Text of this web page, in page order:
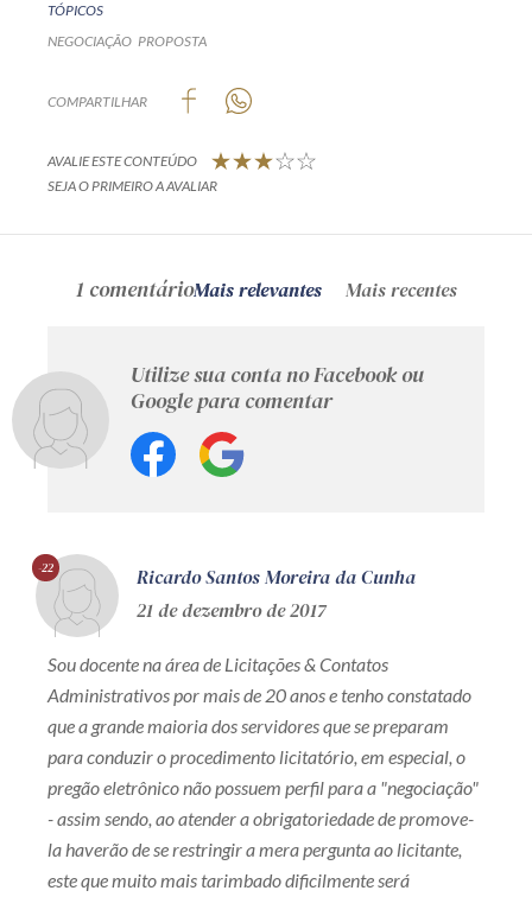
TÓPICOS
NEGOCIAÇÃO PROPOSTA
COMPARTILHAR
AVALIE ESTE CONTEÚDO
SEJA O PRIMEIRO A AVALIAR
1 comentárioMais relevantes Mais recentes
Utilize sua conta no Facebook ou
Google para comentar
-22
Ricardo Santos Moreira da Cunha
21 de dezembro de 2017
Sou docente na área de Licitações & Contatos
Administrativos por mais de 20 anos e tenho constatado
que a grande maioria dos servidores que se preparam
para conduzir o procedimento licitatório, em especial, o
pregão eletrônico não possuem perfil para a "negociação"
- assim sendo, ao atender a obrigatoriedade de promove-
la haverão de se restringir a mera pergunta ao licitante,
este que muito mais tarimbado dificilmente será